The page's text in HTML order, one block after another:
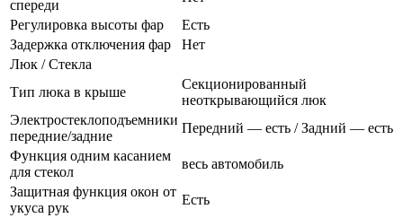
спереди
Регулировка высоты фар
Есть
Задержка отключения фар
Нет
Люк / Стекла
Тип люка в крыше
Секционированный
неоткрывающийся люк
Электростеклоподъемники
передние/задние
Передний — есть / Задний — есть
Функция одним касанием
для стекол
весь автомобиль
Защитная функция окон от
укуса рук
Есть